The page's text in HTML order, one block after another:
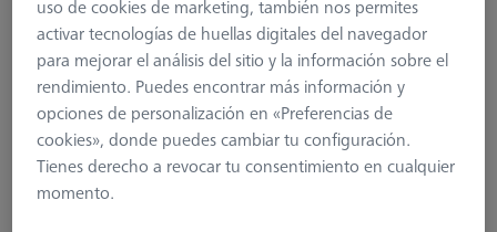
uso de cookies de marketing, también nos permites
activar tecnologías de huellas digitales del navegador
para mejorar el análisis del sitio y la información sobre el
rendimiento. Puedes encontrar más información y
opciones de personalización en «Preferencias de
cookies», donde puedes cambiar tu configuración.
Tienes derecho a revocar tu consentimiento en cualquier
momento.